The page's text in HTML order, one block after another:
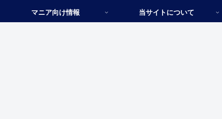
マニア向け情報 当サイトについて